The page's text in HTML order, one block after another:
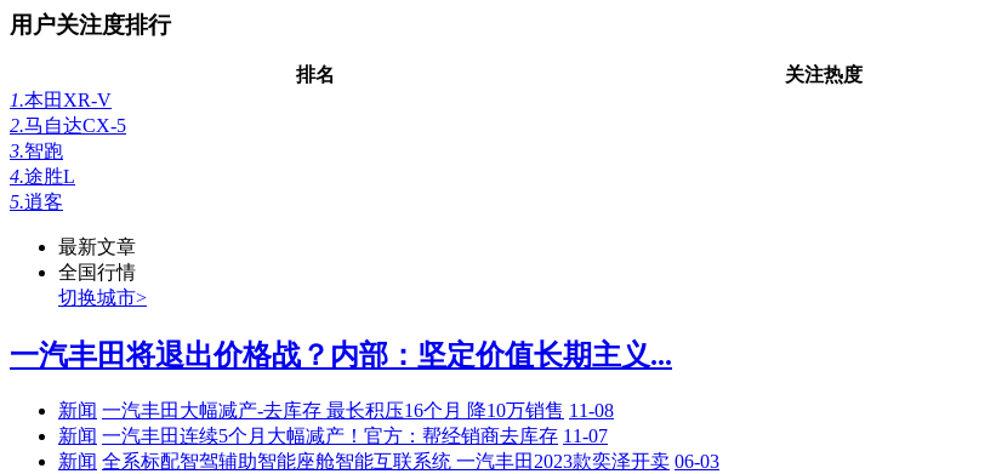
用户关注度排行
排名 关注热度
1.本田XR-V
2.马自达CX-5
3.智跑
4.途胜L
5.逍客
最新文章
全国行情
切换城市>
一汽丰田将退出价格战？内部：坚定价值长期主义...
新闻 一汽丰田大幅减产-去库存 最长积压16个月 降10万销售 11-08
新闻 一汽丰田连续5个月大幅减产！官方：帮经销商去库存 11-07
新闻 全系标配智驾辅助智能座舱智能互联系统 一汽丰田2023款奕泽开卖 06-03